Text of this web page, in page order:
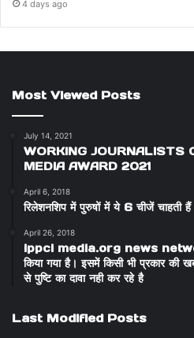
4 days ago
Most Viewed Posts
July 14, 2021
WORKING JOURNALISTS
MEDIA AWARD 2021
April 6, 2018
रिलेशनशिप में पुरुषों में ये 6 चीजें चाहती हैं
April 26, 2018
ippci media.org news
किया गया है। इसमें किसी भी प्रकार की
से पुष्टि का दावा नही कर रहे है
Last Modified Posts